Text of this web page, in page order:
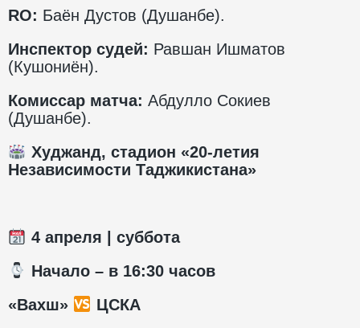
RO: Баён Дустов (Душанбе).
Инспектор судей: Равшан Ишматов
(Кушониён).
Комиссар матча: Абдулло Сокиев
(Душанбе).
Худжанд, стадион «20-летия
Независимости Таджикистана»
4 апреля | суббота
️ Начало – в 16:30 часов
«Вахш»
ЦСКА